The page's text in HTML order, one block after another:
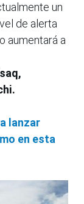
un
de alerta
aumentará a
lanzar
en esta